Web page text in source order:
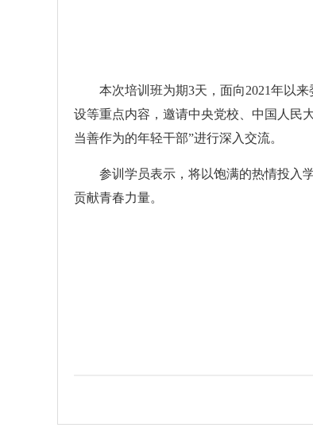
本次培训班为期3天，面向2021年以来
设等重点内容，邀请中央党校、中国人民
当善作为的年轻干部”进行深入交流。
参训学员表示，将以饱满的热情投入学
贡献青春力量。